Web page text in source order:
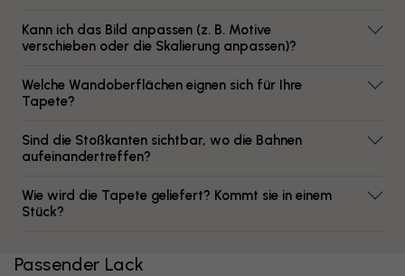
Kann ich das Bild anpassen (z. B. Motive
verschieben oder die Skalierung anpassen)?
Welche Wandoberflächen eignen sich für Ihre
Tapete?
Sind die Stoßkanten sichtbar, wo die Bahnen
aufeinandertreffen?
Wie wird die Tapete geliefert? Kommt sie in einem
Stück?
Passender Lack